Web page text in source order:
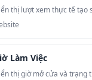
thị lượt xem thực tế tạo
Làm Việc
thị giờ mở cửa và trạng